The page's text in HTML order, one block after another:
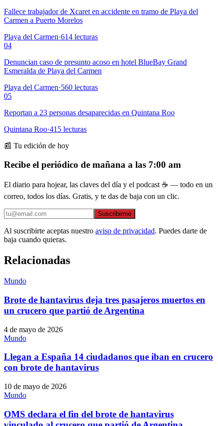
Fallece trabajador de Xcaret en accidente en tramo de Playa del
Carmen a Puerto Morelos
Playa del Carmen·614 lecturas
04
Denuncian caso de presunto acoso en hotel BlueBay Grand
Esmeralda de Playa del Carmen
Playa del Carmen·560 lecturas
05
Reportan a 23 personas desaparecidas en Quintana Roo
Quintana Roo·415 lecturas
📰 Tu edición de hoy
Recibe el periódico de mañana a las 7:00 am
El diario para hojear, las claves del día y el podcast ☕ — todo en un
correo, todos los días. Gratis, y te das de baja con un clic.
Suscribirme
Al suscribirte aceptas nuestro aviso de privacidad. Puedes darte de
baja cuando quieras.
Relacionadas
Mundo
Brote de hantavirus deja tres pasajeros muertos en
un crucero que partió de Argentina
4 de mayo de 2026
Mundo
Llegan a España 14 ciudadanos que iban en crucero
con brote de hantavirus
10 de mayo de 2026
Mundo
OMS declara el fin del brote de hantavirus